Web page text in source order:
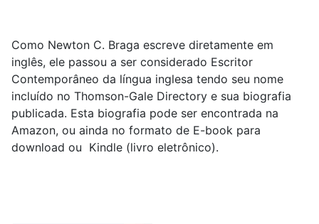
Como Newton C. Braga escreve diretamente em
inglês, ele passou a ser considerado Escritor
Contemporâneo da língua inglesa tendo seu nome
incluído no Thomson-Gale Directory e sua biografia
publicada. Esta biografia pode ser encontrada na
Amazon, ou ainda no formato de E-book para
download ou Kindle (livro eletrônico).